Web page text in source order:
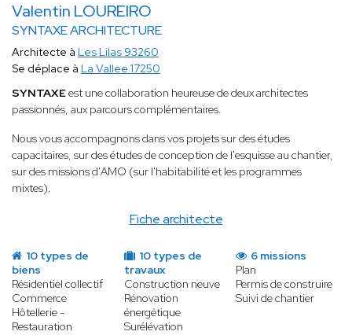
Valentin LOUREIRO
SYNTAXE ARCHITECTURE
Fiche architecte
Architecte à Les Lilas 93260
Se déplace à La Vallee 17250
SYNTAXEest une collaboration heureuse de deux architectes
passionnés, aux parcours complémentaires.
Nous vous accompagnons dans vos projets sur des études
capacitaires, sur des études de conception de l'esquisse au chantier,
sur des missions d'AMO (sur l'habitabilité et les programmes
mixtes).
10 types de
biens
Résidentiel collectif
Commerce
Hôtellerie -
Restauration
10 types de
travaux
Construction neuve
Rénovation
énergétique
Surélévation
6 missions
Plan
Permis de construire
Suivi de chantier